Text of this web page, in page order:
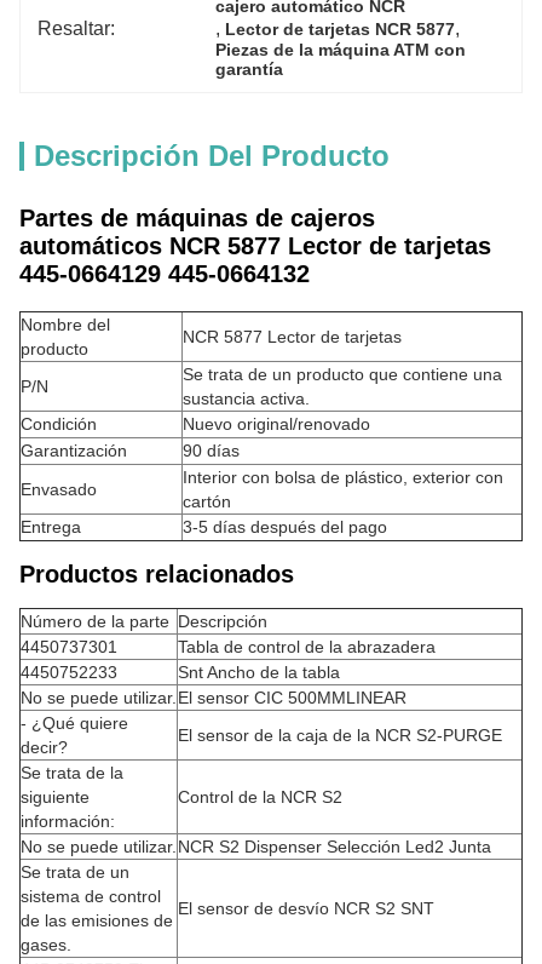
Resaltar:
cajero automático NCR
, Lector de tarjetas NCR 5877,
Piezas de la máquina ATM con
garantía
Descripción Del Producto
Partes de máquinas de cajeros
automáticos NCR 5877 Lector de tarjetas
445-0664129 445-0664132
Nombre del
producto
NCR 5877 Lector de tarjetas
P/N
Se trata de un producto que contiene una
sustancia activa.
Condición
Nuevo original/renovado
Garantización
90 días
Envasado
Interior con bolsa de plástico, exterior con
cartón
Entrega
3-5 días después del pago
Productos relacionados
Número de la parte Descripción
4450737301
Tabla de control de la abrazadera
4450752233
Snt Ancho de la tabla
No se puede utilizar. El sensor CIC 500MMLINEAR
- ¿Qué quiere
decir?
El sensor de la caja de la NCR S2-PURGE
Se trata de la
siguiente
información:
Control de la NCR S2
No se puede utilizar. NCR S2 Dispenser Selección Led2 Junta
Se trata de un
sistema de control
de las emisiones de
gases.
El sensor de desvío NCR S2 SNT